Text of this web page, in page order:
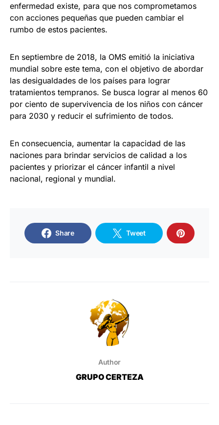
enfermedad existe, para que nos comprometamos
con acciones pequeñas que pueden cambiar el
rumbo de estos pacientes.
En septiembre de 2018, la OMS emitió la iniciativa
mundial sobre este tema, con el objetivo de abordar
las desigualdades de los países para lograr
tratamientos tempranos. Se busca lograr al menos 60
por ciento de supervivencia de los niños con cáncer
para 2030 y reducir el sufrimiento de todos.
En consecuencia, aumentar la capacidad de las
naciones para brindar servicios de calidad a los
pacientes y priorizar el cáncer infantil a nivel
nacional, regional y mundial.
Share Tweet
Author
GRUPO CERTEZA